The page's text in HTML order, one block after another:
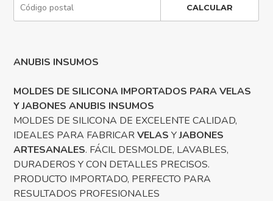
CALCULAR
ANUBIS INSUMOS
MOLDES DE SILICONA IMPORTADOS PARA VELAS
Y JABONES ANUBIS INSUMOS
MOLDES DE SILICONA DE EXCELENTE CALIDAD,
IDEALES PARA FABRICARVELAS YJABONES
ARTESANALES. FÁCIL DESMOLDE, LAVABLES,
DURADEROS Y CON DETALLES PRECISOS.
PRODUCTO IMPORTADO, PERFECTO PARA
RESULTADOS PROFESIONALES